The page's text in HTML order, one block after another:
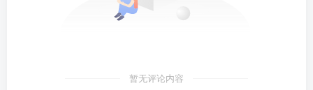
暂无评论内容